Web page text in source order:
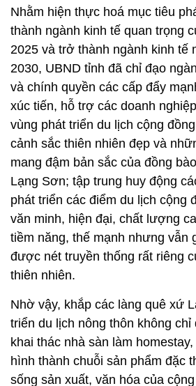
Nhằm hiện thực hoá mục tiêu
thành ngành kinh tế quan trọng
2025 và trở thành ngành kinh tế
2030, UBND tỉnh đã chỉ đạo
và chính quyền các cấp đẩy
xúc tiến, hỗ trợ các doanh
vùng phát triển du lịch cộng
cảnh sắc thiên nhiên đẹp và
mang đậm bản sắc của đồng
Lạng Sơn; tập trung huy động
phát triển các điểm du lịch cộng
văn minh, hiện đại, chất lượng
tiềm năng, thế mạnh nhưng vẫn
được nét truyền thống rất riêng
thiên nhiên.
Nhờ vậy, khắp các làng quê xứ
triển du lịch nông thôn không
khai thác nhà sàn làm
hình thành chuỗi sản phẩm đặc
sống sản xuất, văn hóa của